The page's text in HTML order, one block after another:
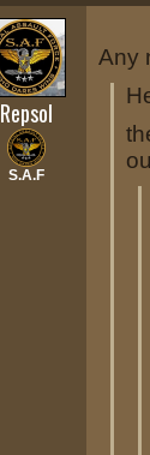
Repsol
S.A.F
Any